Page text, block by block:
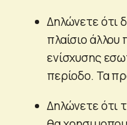
Δηλώνετε ότι
πλαίσιο
ενίσχυσης
περίοδο. Τα
Δηλώνετε ότι